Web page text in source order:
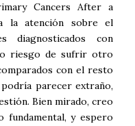
Cancers After a
la atención sobre el
diagnosticados con
riesgo de sufrir otro
con el resto
parecer extraño,
Bien mirado, creo
fundamental, y espero